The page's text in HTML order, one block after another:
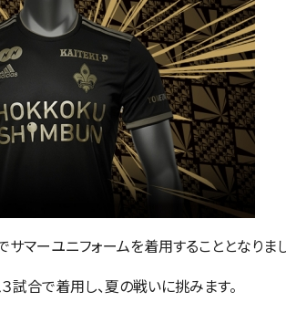
マーユニフォームを着用することとなりま
試合で着用し、夏の戦いに挑みます。